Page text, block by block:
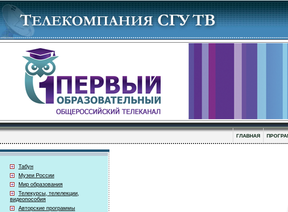
ГЛАВНАЯ
Табун
Музеи России
Мир образования
Телекурсы, телелекции,
видеопособия
Авторские программы